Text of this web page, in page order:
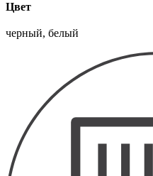
Цвет
черный, белый